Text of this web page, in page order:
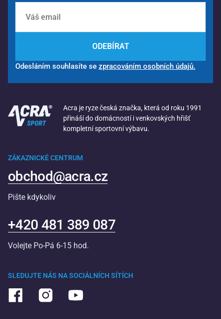
ODEBÍRAT
Odesláním souhlasíte se zpracováním osobních údajů.
Acra je ryze česká značka, která od roku 1991
přináší do domácností i venkovských hřišť
kompletní sportovní výbavu.
SLEDUJTE NÁS NA SOCIÁLNÍCH SÍTÍCH
ZÁKAZNICKÉ CENTRUM
obchod@acra.cz
Pište kdykoliv
+420 481 389 087
Volejte Po-Pá 6-15 hod.